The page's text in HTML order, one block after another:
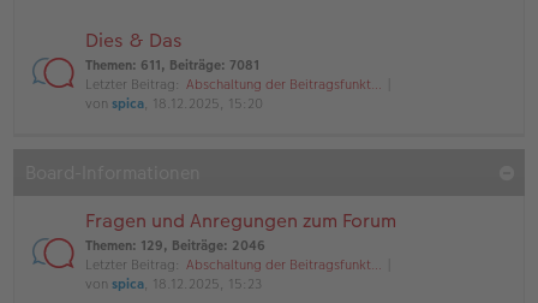
Dies & Das
Themen: 611, Beiträge: 7081
Letzter Beitrag: Abschaltung der Beitragsfunkt…
von spica, 18.12.2025, 15:20
Fragen und Anregungen zum Forum
Themen: 129, Beiträge: 2046
Letzter Beitrag: Abschaltung der Beitragsfunkt…
von spica, 18.12.2025, 15:23